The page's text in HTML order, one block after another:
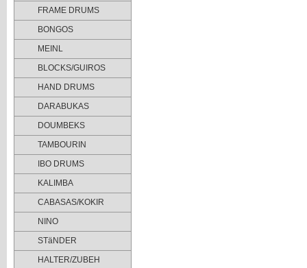
FRAME DRUMS
BONGOS
MEINL
BLOCKS/GUIROS
HAND DRUMS
DARABUKAS
DOUMBEKS
TAMBOURIN
IBO DRUMS
KALIMBA
CABASAS/KOKIR
NINO
STäNDER
HALTER/ZUBEH